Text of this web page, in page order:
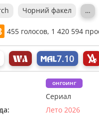
Чорний факел …
455голосов, 1 420 594
7.10
онгоинг
Сериал
Лето 2026